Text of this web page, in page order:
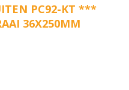
PC92-KT ***
36X250MM